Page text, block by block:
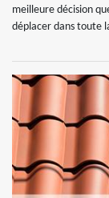
meilleure décision
déplacer dans toute